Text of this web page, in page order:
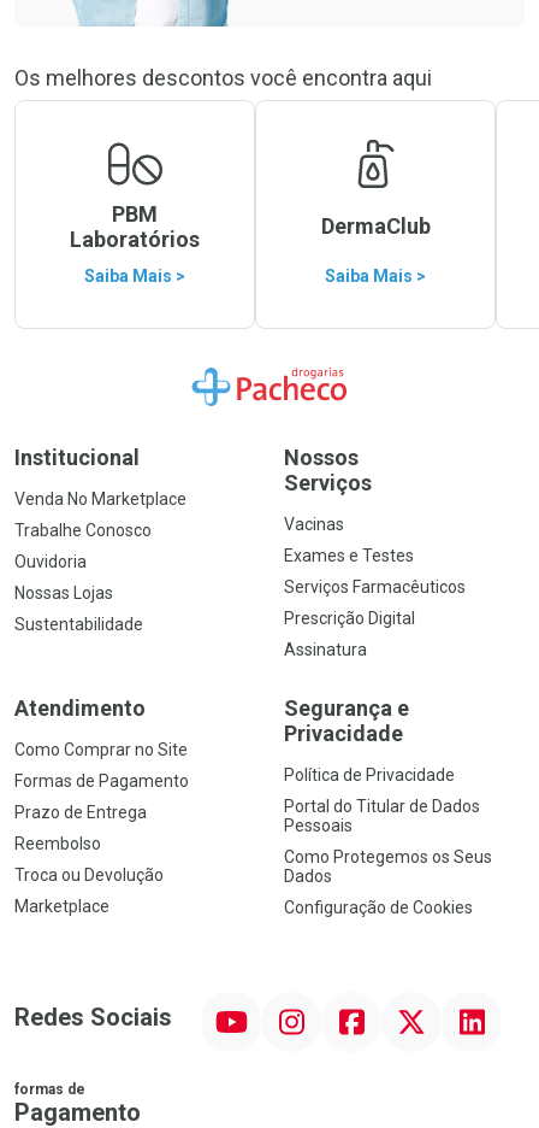
Os melhores descontos você encontra aqui
PBM
Laboratórios
Saiba Mais >
DermaClub
Saiba Mais >
Ir para a Home
Institucional
Venda No Marketplace
Trabalhe Conosco
Ouvidoria
Nossas Lojas
Sustentabilidade
Nossos
Serviços
Vacinas
Exames e Testes
Serviços Farmacêuticos
Prescrição Digital
Assinatura
Atendimento
Como Comprar no Site
Formas de Pagamento
Prazo de Entrega
Reembolso
Troca ou Devolução
Marketplace
Segurança e
Privacidade
Política de Privacidade
Portal do Titular de Dados
Pessoais
Como Protegemos os Seus
Dados
Configuração de Cookies
Redes Sociais InstagramFacebookTwitter Linkedin
formas de
Pagamento